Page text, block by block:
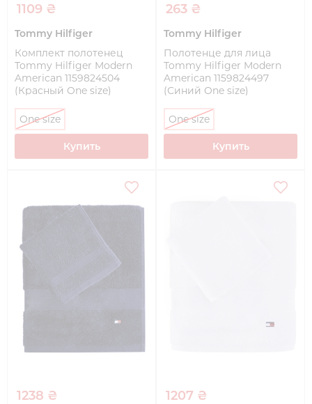
1109 ₴
Tommy Hilfiger
Комплект полотенец
Tommy Hilfiger Modern
American 1159824504
(Красный One size)
One size
Купить
263 ₴
Tommy Hilfiger
Полотенце для лица
Tommy Hilfiger Modern
American 1159824497
(Синий One size)
One size
Купить
1238 ₴ 1207 ₴